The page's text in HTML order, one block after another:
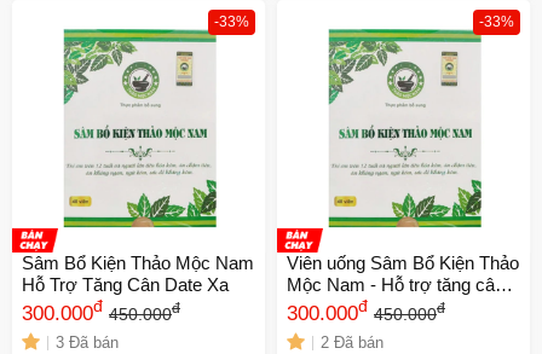
-33%
Sâm Bổ Kiện Thảo Mộc Nam
Hỗ Trợ Tăng Cân Date Xa
300.000đ 450.000đ
3 Đã bán
-33%
Viên uống Sâm Bổ Kiện Thảo
Mộc Nam - Hỗ trợ tăng cân
tự nhiên, cải thiện tiêu hóa
300.000đ 450.000đ
2 Đã bán